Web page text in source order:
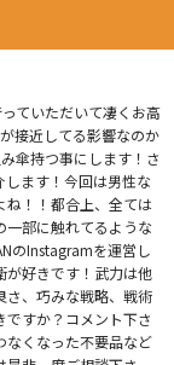
ていただいて凄くお高
接近してる影響なのか
傘持つ事にします！さ
します！今回は男性な
ね！！都合上、全ては
一部に触れてるような
のInstagramを運営し
が好きです！武力は他
さ、巧みな戦略、戦術
すか？コメント下さ
なくなった不要品など